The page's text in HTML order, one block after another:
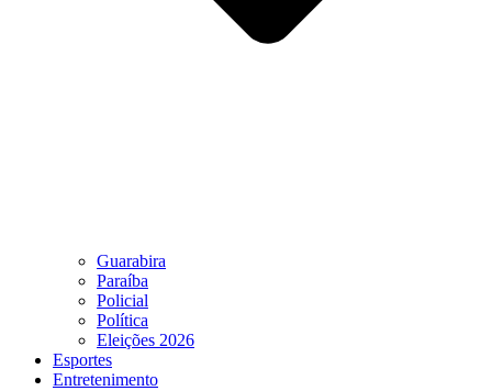
Guarabira
Paraíba
Policial
Política
Eleições 2026
Esportes
Entretenimento